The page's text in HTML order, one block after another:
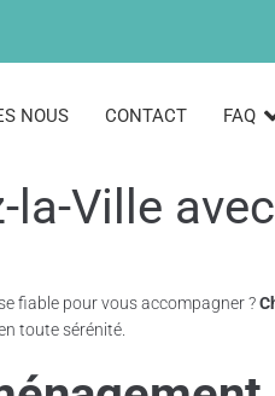
NOUS CONTACT FAQ
Ville
fiable pour vous accompagner ?
toute sérénité.